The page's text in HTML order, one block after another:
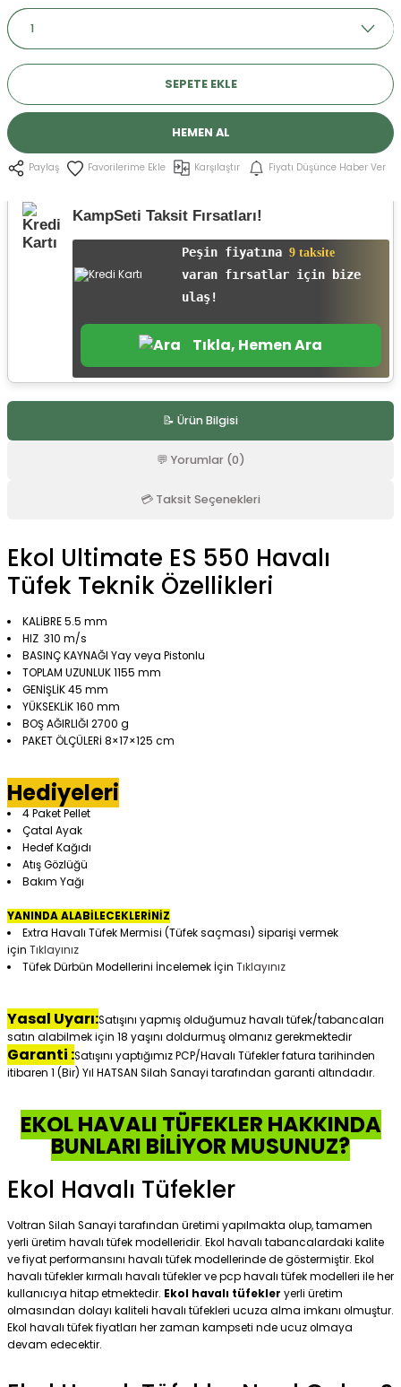
SEPETE EKLE
HEMEN AL
Paylaş Karşılaştır Fiyatı Düşünce Haber Ver
KampSeti Taksit Fırsatları!
Peşin fiyatına 9 taksite
varan fırsatlar için bize
ulaş!
Tıkla, Hemen Ara
📝 Ürün Bilgisi
💬 Yorumlar (0)
💳 Taksit Seçenekleri
Ekol Ultimate ES 550 Havalı
Tüfek Teknik Özellikleri
KALİBRE 5.5 mm
HIZ 310 m/s
BASINÇ KAYNAĞI Yay veya Pistonlu
TOPLAM UZUNLUK 1155 mm
GENİŞLİK 45 mm
YÜKSEKLİK 160 mm
BOŞ AĞIRLIĞI 2700 g
PAKET ÖLÇÜLERİ 8×17×125 cm
Hediyeleri
4 Paket Pellet
Çatal Ayak
Hedef Kağıdı
Atış Gözlüğü
Bakım Yağı
YANINDA ALABİLECEKLERİNİZ
Extra Havalı Tüfek Mermisi (Tüfek saçması) siparişi vermek
için Tıklayınız
Tüfek Dürbün Modellerini İncelemek İçin Tıklayınız
Yasal Uyarı:Satışını yapmış olduğumuz havalı tüfek/tabancaları
satın alabilmek için 18 yaşını doldurmuş olmanız gerekmektedir
Garanti :Satışını yaptığımız PCP/Havalı Tüfekler fatura tarihinden
itibaren 1 (Bir) Yıl HATSAN Silah Sanayi tarafından garanti altındadır.
EKOL HAVALI TÜFEKLER HAKKINDA
BUNLARI BİLİYOR MUSUNUZ?
Ekol Havalı Tüfekler
Voltran Silah Sanayi tarafından üretimi yapılmakta olup, tamamen
yerli üretim havalı tüfek modelleridir. Ekol havalı tabancalardaki kalite
ve fiyat performansını havalı tüfek modellerinde de göstermiştir. Ekol
havalı tüfekler kırmalı havalı tüfekler ve pcp havalı tüfek modelleri ile her
kullanıcıya hitap etmektedir. Ekol havalı tüfekler yerli üretim
olmasından dolayı kaliteli havalı tüfekleri ucuza alma imkanı olmuştur.
Ekol havalı tüfek fiyatları her zaman kampseti nde ucuz olmaya
devam edecektir.